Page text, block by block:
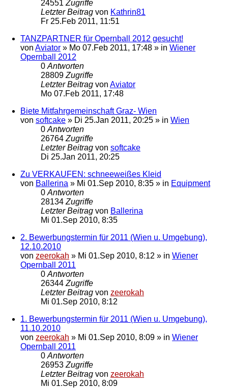
24551 Zugriffe
Letzter Beitrag von Kathrin81
Fr 25.Feb 2011, 11:51
TANZPARTNER für Opernball 2012 gesucht!
von Aviator » Mo 07.Feb 2011, 17:48 » in Wiener
Opernball 2012
0 Antworten
28809 Zugriffe
Letzter Beitrag von Aviator
Mo 07.Feb 2011, 17:48
Biete Mitfahrgemeinschaft Graz- Wien
von softcake » Di 25.Jan 2011, 20:25 » in Wien
0 Antworten
26764 Zugriffe
Letzter Beitrag von softcake
Di 25.Jan 2011, 20:25
Zu VERKAUFEN: schneeweißes Kleid
von Ballerina » Mi 01.Sep 2010, 8:35 » in Equipment
0 Antworten
28134 Zugriffe
Letzter Beitrag von Ballerina
Mi 01.Sep 2010, 8:35
2. Bewerbungstermin für 2011 (Wien u. Umgebung),
12.10.2010
von zeerokah » Mi 01.Sep 2010, 8:12 » in Wiener
Opernball 2011
0 Antworten
26344 Zugriffe
Letzter Beitrag von zeerokah
Mi 01.Sep 2010, 8:12
1. Bewerbungstermin für 2011 (Wien u. Umgebung),
11.10.2010
von zeerokah » Mi 01.Sep 2010, 8:09 » in Wiener
Opernball 2011
0 Antworten
26953 Zugriffe
Letzter Beitrag von zeerokah
Mi 01.Sep 2010, 8:09